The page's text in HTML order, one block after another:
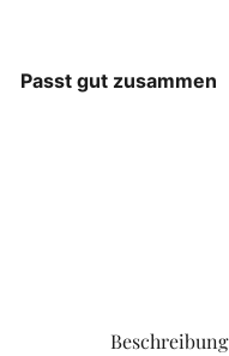
Passt gut zusammen
Beschreibung